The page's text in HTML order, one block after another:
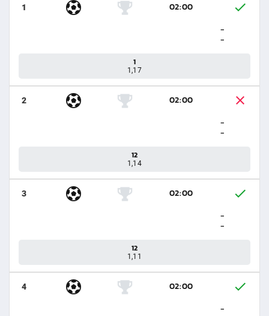
1
02:00
-
-
1
1,17
2
02:00
-
-
12
1,14
3
02:00
-
-
12
1,11
4
02:00
-